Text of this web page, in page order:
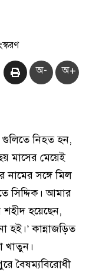
অ- অ+
গুলিতে নিহত হন,
মাসের মেয়েই
নামের সঙ্গে মিল
সিদ্দিক। আমার
শহীদ হয়েছেন,
হই।’ কান্নাজড়িত
খাতুন।
বৈষম্যবিরোধী